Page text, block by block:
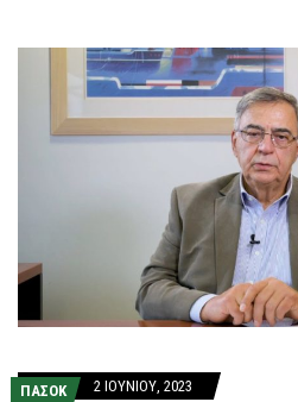
ΠΑΣΟΚ 2 ΙΟΥΝΊΟΥ, 2023